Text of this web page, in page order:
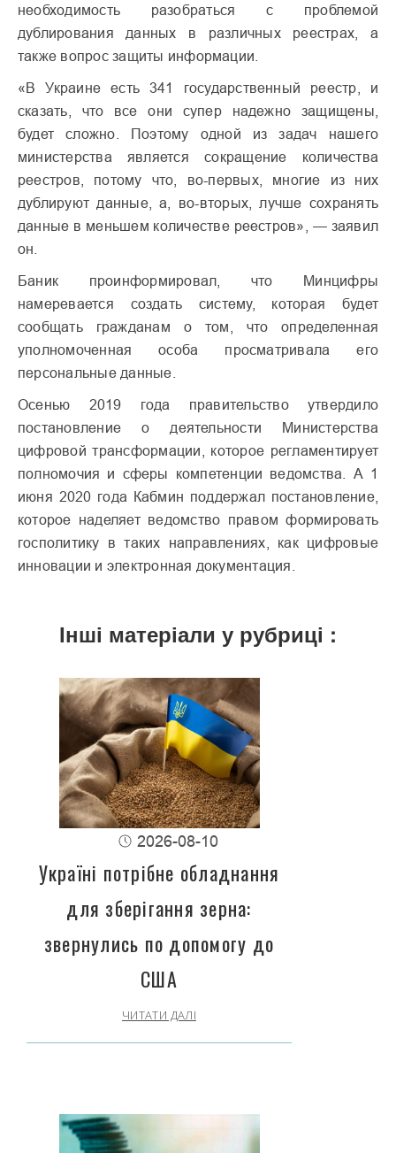
необходимость разобраться с проблемой
дублирования данных в различных реестрах, а
также вопрос защиты информации.
«В Украине есть 341 государственный реестр, и
сказать, что все они супер надежно защищены,
будет сложно. Поэтому одной из задач нашего
министерства является сокращение количества
реестров, потому что, во-первых, многие из них
дублируют данные, а, во-вторых, лучше сохранять
данные в меньшем количестве реестров», — заявил
он.
Баник проинформировал, что Минцифры
намеревается создать систему, которая будет
сообщать гражданам о том, что определенная
уполномоченная особа просматривала его
персональные данные.
Осенью 2019 года правительство утвердило
постановление о деятельности Министерства
цифровой трансформации, которое регламентирует
полномочия и сферы компетенции ведомства. А 1
июня 2020 года Кабмин поддержал постановление,
которое наделяет ведомство правом формировать
госполитику в таких направлениях, как цифровые
инновации и электронная документация.
Інші матеріали у рубриці :
2026-08-10
Україні потрібне обладнання
для зберігання зерна:
звернулись по допомогу до
США
ЧИТАТИ ДАЛІ